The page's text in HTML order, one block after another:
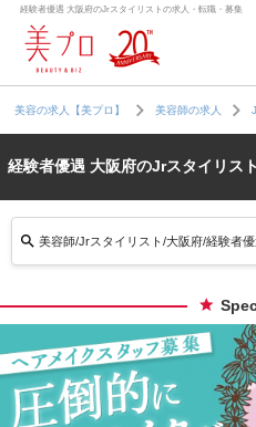
経験者優遇 大阪府のJrスタイリストの求人・転職・募集
美容の求人【美プロ】 美容師の求人
経験者優遇 大阪府のJrスタイリス
美容師/Jrスタイリスト/大阪府/経験者優